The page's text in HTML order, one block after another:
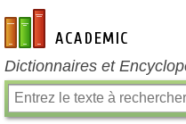
fr-academic.com
Dictionnaires et